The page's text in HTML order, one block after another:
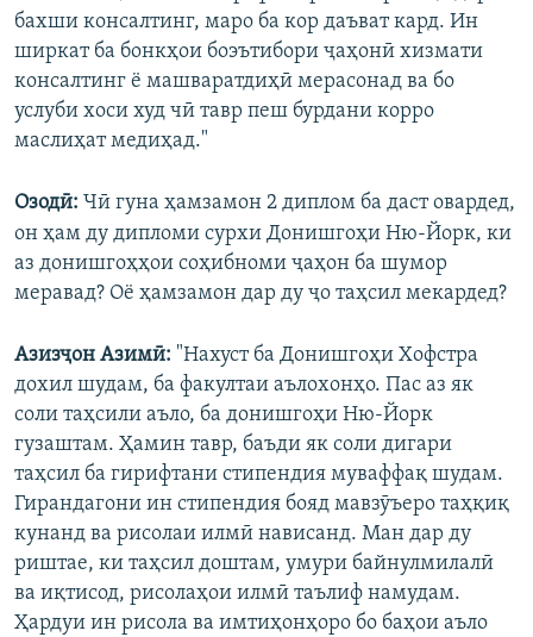
бахши консалтинг, маро ба кор даъват кард. Ин
ширкат ба бонкҳои боэътибори ҷаҳонӣ хизмати
консалтинг ё машваратдиҳӣ мерасонад ва бо
услуби хоси худ чӣ тавр пеш бурдани корро
маслиҳат медиҳад."
Озодӣ: Чӣ гуна ҳамзамон 2 диплом ба даст овардед,
он ҳам ду дипломи сурхи Донишгоҳи Ню-Йорк, ки
аз донишгоҳҳои соҳибноми ҷаҳон ба шумор
меравад? Оё ҳамзамон дар ду ҷо таҳсил мекардед?
Азизҷон Азимӣ: "Нахуст ба Донишгоҳи Хофстра
дохил шудам, ба факултаи аълохонҳо. Пас аз як
соли таҳсили аъло, ба донишгоҳи Ню-Йорк
гузаштам. Ҳамин тавр, баъди як соли дигари
таҳсил ба гирифтани стипендия муваффақ шудам.
Гирандагони ин стипендия бояд мавзӯъеро таҳқиқ
кунанд ва рисолаи илмӣ нависанд. Ман дар ду
риштае, ки таҳсил доштам, умури байнулмилалӣ
ва иқтисод, рисолаҳои илмӣ таълиф намудам.
Ҳардуи ин рисола ва имтиҳонҳоро бо баҳои аъло